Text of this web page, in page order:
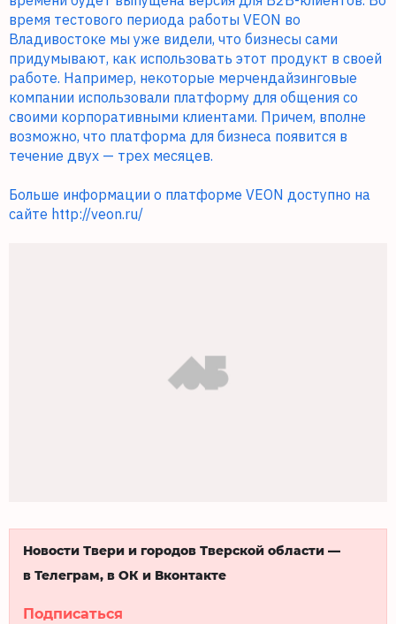
время тестового периода работы VEON во
Владивостоке мы уже видели, что бизнесы сами
придумывают, как использовать этот продукт в своей
работе. Например, некоторые мерчендайзинговые
компании использовали платформу для общения со
своими корпоративными клиентами. Причем, вполне
возможно, что платформа для бизнеса появится в
течение двух — трех месяцев.
Больше информации о платформе VEON доступно на
сайте http://veon.ru/
Новости Твери и городов Тверской области —
в Телеграм, в ОК и Вконтакте
Подписаться